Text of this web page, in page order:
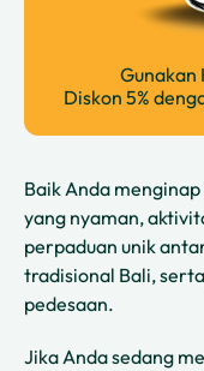
Gunakan
Diskon 5%
Baik Anda
yang nyaman,
perpaduan unik
tradisional Bali,
pedesaan.
Jika Anda sedang